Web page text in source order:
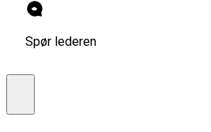
Spør lederen